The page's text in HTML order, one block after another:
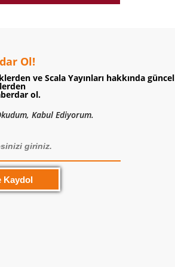
Ol!
ve Scala Yayınları hakkında güncel
ol.
Kabul Ediyorum.